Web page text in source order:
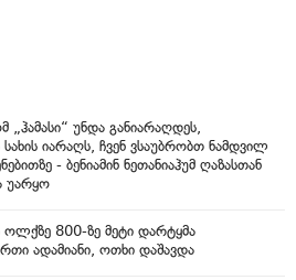
უნდა განიარაღდეს,
იარაღს, ჩვენ ვსაუბრობთ ნამდვილ
- ბენიამინ ნეთანიაჰუმ ღაზასთან
უარყო
ოლქზე 800-ზე მეტი დარტყმა
ადამიანი, ოთხი დაშავდა